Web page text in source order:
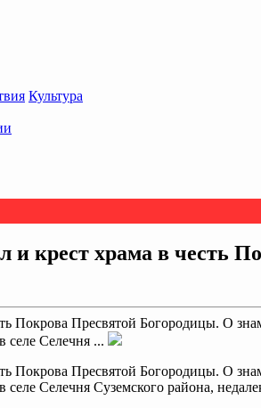
Культура
и крест храма в честь
Покрова Пресвятой Богородицы. О
селе Селечня ...
Покрова Пресвятой Богородицы. О
селе Селечня Суземского района,